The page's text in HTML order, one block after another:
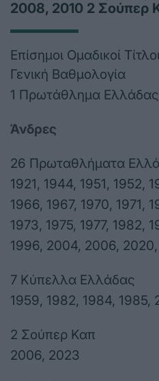
2008, 2010 2 Σούπερ
Επίσημοι Ομαδικοί
Γενική Βαθμολογία
1 Πρωτάθλημα
Άνδρες
26 Πρωταθλήματα
1921, 1944, 1951, 1952,
1966, 1967, 1970, 1971,
1973, 1975, 1977, 1982,
1996, 2004, 2006,
7 Κύπελλα Ελλάδας
1959, 1982, 1984, 1985,
2 Σούπερ Καπ
2006, 2023